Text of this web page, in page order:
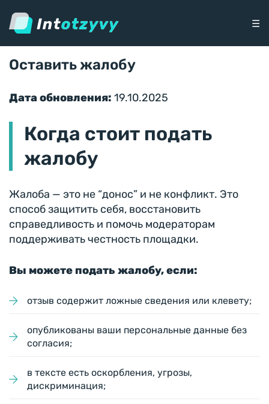
☰
Оставить жалобу
Дата обновления: 19.10.2025
Когда стоит подать
жалобу
Жалоба — это не “донос” и не конфликт. Это
способ защитить себя, восстановить
справедливость и помочь модераторам
поддерживать честность площадки.
Вы можете подать жалобу, если:
отзыв содержит ложные сведения или клевету;
опубликованы ваши персональные данные без
согласия;
в тексте есть оскорбления, угрозы,
дискриминация;